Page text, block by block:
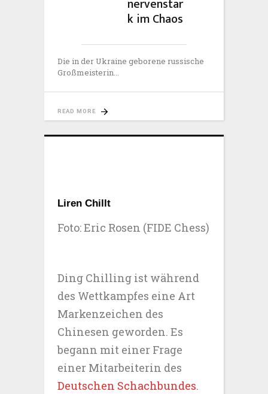
nervenstar
k im Chaos
Die in der Ukraine geborene russische
Großmeisterin
READ MORE
Liren Chillt
Foto: Eric Rosen (FIDE Chess)
Ding Chilling ist während
des Wettkampfes eine Art
Markenzeichen des
Chinesen geworden. Es
begann mit einer Frage
einer Mitarbeiterin des
Deutschen Schachbundes.